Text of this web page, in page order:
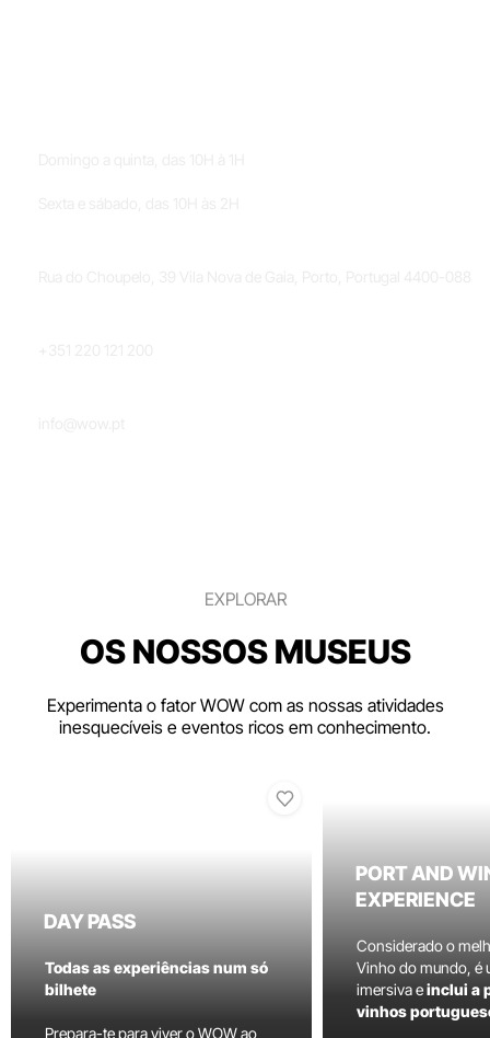
EXPLORAR
OS NOSSOS MUSEUS
Experimenta o fator WOW com as nossas atividades
inesquecíveis e eventos ricos em conhecimento.
DAY PASS
Todas as experiências num só
bilhete
Prepara-te para viver o WOW ao
PORT AND
EXPERIENCE
Considerado o
Vinho do mundo, é
imersiva einclui a
vinhos